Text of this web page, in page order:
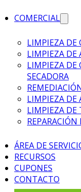
COMERCIAL
LIMPIEZA DE
LIMPIEZA DE
LIMPIEZA DE
SECADORA
LIMPIEZA DE
LIMPIEZA DE
ÁREA DE
RECURSOS
CUPONES
CONTACTO